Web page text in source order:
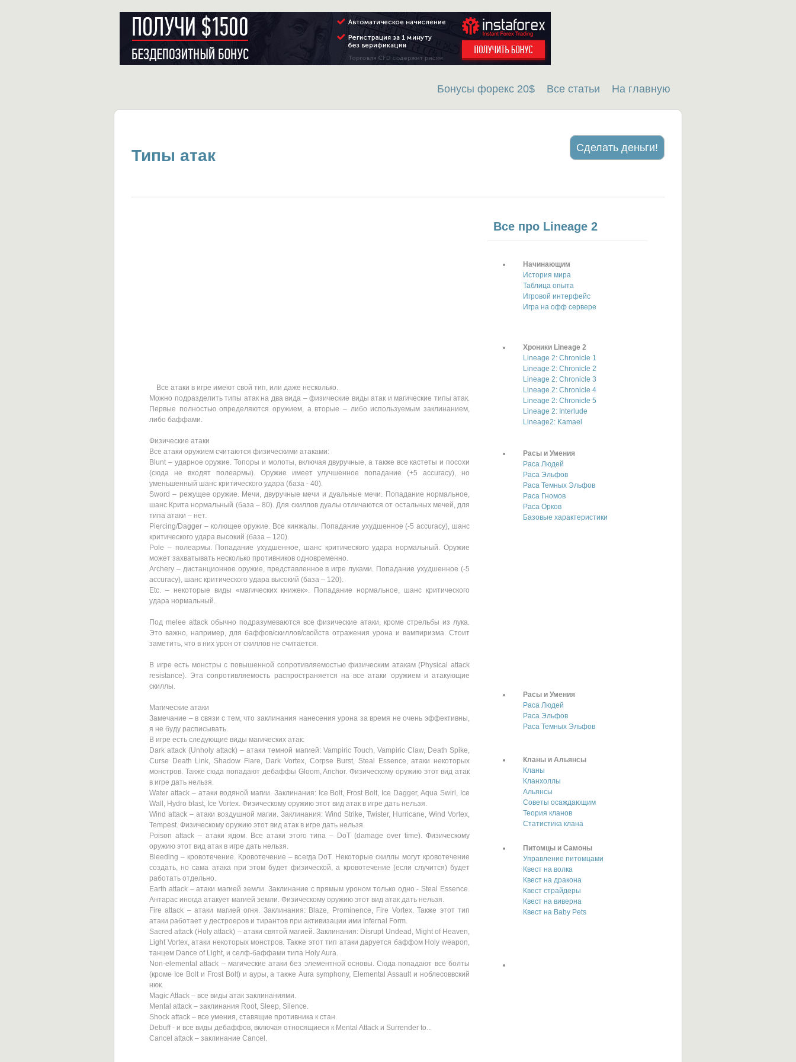
Бонусы форекс 20$ Все статьи На главную
Сделать деньги!
Типы атак
Все атаки в игре имеют свой тип, или даже несколько.
Можно подразделить типы атак на два вида – физические виды атак и магические типы атак.
Первые полностью определяются оружием, а вторые – либо используемым заклинанием,
либо баффами.
Физические атаки
Все атаки оружием считаются физическими атаками:
Blunt – ударное оружие. Топоры и молоты, включая двуручные, а также все кастеты и посохи
(сюда не входят полеармы). Оружие имеет улучшенное попадание (+5 accuracy), но
уменьшенный шанс критического удара (база - 40).
Sword – режущее оружие. Мечи, двуручные мечи и дуальные мечи. Попадание нормальное,
шанс Крита нормальный (база – 80). Для скиллов дуалы отличаются от остальных мечей, для
типа атаки – нет.
Piercing/Dagger – колющее оружие. Все кинжалы. Попадание ухудшенное (-5 accuracy), шанс
критического удара высокий (база – 120).
Pole – полеармы. Попадание ухудшенное, шанс критического удара нормальный. Оружие
может захватывать несколько противников одновременно.
Archery – дистанционное оружие, представленное в игре луками. Попадание ухудшенное (-5
accuracy), шанс критического удара высокий (база – 120).
Etc. – некоторые виды «магических книжек». Попадание нормальное, шанс критического
удара нормальный.
Под melee attack обычно подразумеваются все физические атаки, кроме стрельбы из лука.
Это важно, например, для баффов/скиллов/свойств отражения урона и вампиризма. Стоит
заметить, что в них урон от скиллов не считается.
В игре есть монстры с повышенной сопротивляемостью физическим атакам (Physical attack
resistance). Эта сопротивляемость распространяется на все атаки оружием и атакующие
скиллы.
Магические атаки
Замечание – в связи с тем, что заклинания нанесения урона за время не очень эффективны,
я не буду расписывать.
В игре есть следующие виды магических атак:
Dark attack (Unholy attack) – атаки темной магией: Vampiric Touch, Vampiric Claw, Death Spike,
Curse Death Link, Shadow Flare, Dark Vortex, Corpse Burst, Steal Essence, атаки некоторых
монстров. Также сюда попадают дебаффы Gloom, Anchor. Физическому оружию этот вид атак
в игре дать нельзя.
Water attack – атаки водяной магии. Заклинания: Ice Bolt, Frost Bolt, Ice Dagger, Aqua Swirl, Ice
Wall, Hydro blast, Ice Vortex. Физическому оружию этот вид атак в игре дать нельзя.
Wind attack – атаки воздушной магии. Заклинания: Wind Strike, Twister, Hurricane, Wind Vortex,
Tempest. Физическому оружию этот вид атак в игре дать нельзя.
Poison attack – атаки ядом. Все атаки этого типа – DoT (damage over time). Физическому
оружию этот вид атак в игре дать нельзя.
Bleeding – кровотечение. Кровотечение – всегда DoT. Некоторые скиллы могут кровотечение
создать, но сама атака при этом будет физической, а кровотечение (если случится) будет
работать отдельно.
Earth attack – атаки магией земли. Заклинание с прямым уроном только одно - Steal Essence.
Антарас иногда атакует магией земли. Физическому оружию этот вид атак дать нельзя.
Fire attack – атаки магией огня. Заклинания: Blaze, Prominence, Fire Vortex. Также этот тип
атаки работает у дестроеров и тирантов при активизации ими Infernal Form.
Sacred attack (Holy attack) – атаки святой магией. Заклинания: Disrupt Undead, Might of Heaven,
Light Vortex, атаки некоторых монстров. Также этот тип атаки даруется баффом Holy weapon,
танцем Dance of Light, и селф-баффами типа Holy Aura.
Non-elemental attack – магические атаки без элементной основы. Сюда попадают все болты
(кроме Ice Bolt и Frost Bolt) и ауры, а также Aura symphony, Elemental Assault и ноблесоввский
нюк.
Magic Attack – все виды атак заклинаниями.
Mental attack – заклинания Root, Sleep, Silence.
Shock attack – все умения, ставящие противника к стан.
Debuff - и все виды дебаффов, включая относящиеся к Mental Attack и Surrender to...
Cancel attack – заклинание Cancel.
Все про Lineage 2
Начинающим
История мира
Таблица опыта
Игровой интерфейс
Игра на офф сервере
Хроники Lineage 2
Lineage 2: Chronicle 1
Lineage 2: Chronicle 2
Lineage 2: Chronicle 3
Lineage 2: Chronicle 4
Lineage 2: Chronicle 5
Lineage 2: Interlude
Lineage2: Kamael
Расы и Умения
Раса Людей
Раса Эльфов
Раса Темных Эльфов
Раса Гномов
Раса Орков
Базовые характеристики
Расы и Умения
Раса Людей
Раса Эльфов
Раса Темных Эльфов
Кланы и Альянсы
Кланы
Кланхоллы
Альянсы
Советы осаждающим
Теория кланов
Статистика клана
Питомцы и Самоны
Управление питомцами
Квест на волка
Квест на дракона
Квест страйдеры
Квест на виверна
Квест на Baby Pets